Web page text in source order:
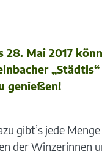
28. Mai 2017
genießen!
gibt’s jede Menge
der Winzerinnen